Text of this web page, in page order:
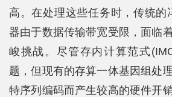
高。在处理这些任务时，传统的
器由于数据传输带宽受限，面临
峻挑战。尽管存内计算范式
题，但现有的存算一体基因组处
特序列编码而产生较高的硬件开